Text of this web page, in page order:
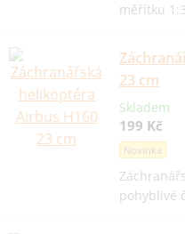
měřítku
23 cm
Skladem
199 Kč
Novinka
pohyblivé